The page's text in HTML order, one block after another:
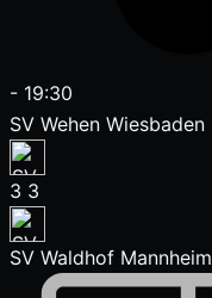
- 19:30
SV Wehen Wiesbaden
3 3
SV Waldhof Mannheim